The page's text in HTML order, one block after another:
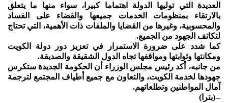
العديدة التي توليها الدولة اهتماما كبيرا، سواء منها ما يتعلق
بالارتقاء بمنظومات الخدمات جميعها والقضاء على الفساد
والمحسوبية، وغيرها من القضايا والملفات ذات الأهمية، التي تحتاج
لتكاتف الجهود من الجميع.
كما شدد على ضرورة الاستمرار في تعزيز دور دولة الكويت
ومكانتها وثوابتها ومواقفها تجاه الدول الشقيقة والصديقة.
من جانبه، أكد رئيس مجلس الوزراء أن الحكومة الجديدة ستكرس
جهودها لخدمة الكويت، والتعاون مع جميع أطياف المجتمع لترجمة
آمال المواطنين وتطلعاتهم.
--(بترا)